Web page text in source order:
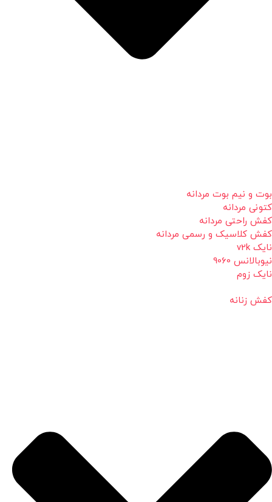
بوت و نیم بوت مردانه
کتونی مردانه
کفش راحتی مردانه
کفش کلاسیک و رسمی مردانه
نایک v2k
نیوبالانس 9060
نایک زوم
کفش زنانه